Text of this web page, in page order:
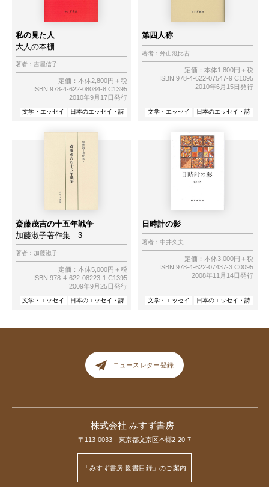
私の見た人
大人の本棚
著者： 吉屋信子
定価：本体2,800円＋税
ISBN 978-4-622-08084-8 C1395
2010年9月17日発行
文学・エッセイ 日本のエッセイ・詩
第四人称
著者： 外山滋比古
定価：本体1,800円＋税
ISBN 978-4-622-07547-9 C1095
2010年6月15日発行
文学・エッセイ 日本のエッセイ・詩
斎藤茂吉の十五年戦争
加藤淑子著作集 3
著者： 加藤淑子
定価：本体5,000円＋税
ISBN 978-4-622-08223-1 C1395
2009年9月25日発行
文学・エッセイ 日本のエッセイ・詩
日時計の影
著者： 中井久夫
定価：本体3,000円＋税
ISBN 978-4-622-07437-3 C0095
2008年11月14日発行
文学・エッセイ 日本のエッセイ・詩
ニュースレター登録
株式会社 みすず書房
〒113-0033 東京都文京区本郷2-20-7
「みすず書房 図書目録」のご案内